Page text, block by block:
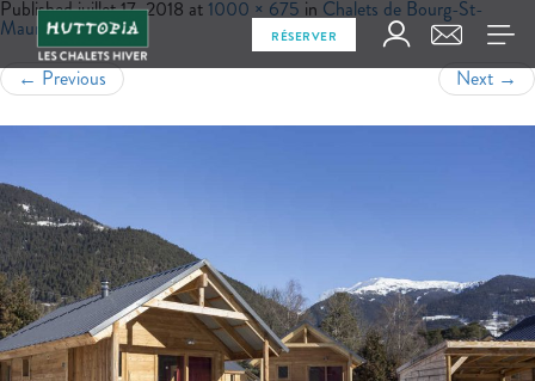
RÉSERVER
Publishedjuillet 17, 2018 at 1000 × 675 in Chalets de Bourg-St-
Maurice
← Previous Next →